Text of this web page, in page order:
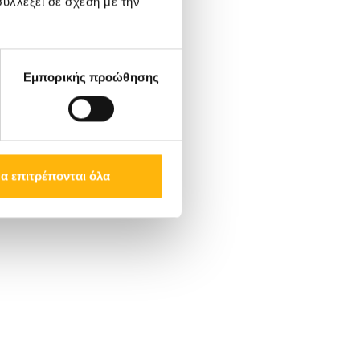
Εμπορικής προώθησης
επιτρέπονται όλα